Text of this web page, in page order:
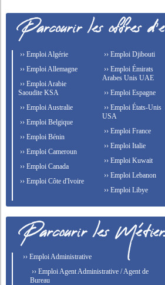
›› Emploi Algérie
›› Emploi Allemagne
›› Emploi Arabie
Saoudite KSA
›› Emploi Australie
›› Emploi Belgique
›› Emploi Bénin
›› Emploi Cameroun
›› Emploi Canada
›› Emploi Côte d'Ivoire
›› Emploi Djibouti
›› Emploi Émirats
Arabes Unis UAE
›› Emploi Espagne
›› Emploi États-Unis
USA
›› Emploi France
›› Emploi Italie
›› Emploi Kuwait
›› Emploi Lebanon
›› Emploi Libye
›› Emploi Administrative
›› Emploi Agent Administrative / Agent de
Bureau